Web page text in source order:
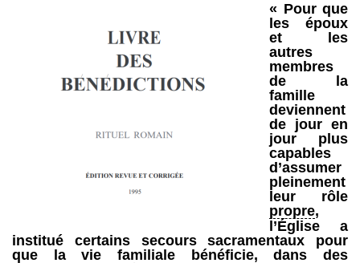
« Pour que
les époux
et les
autres
membres
de la
famille
deviennent
de jour en
jour plus
capables
d’assumer
pleinement
leur rôle
propre,
l’Église a
institué certains secours sacramentaux pour
que la vie familiale bénéficie, dans des